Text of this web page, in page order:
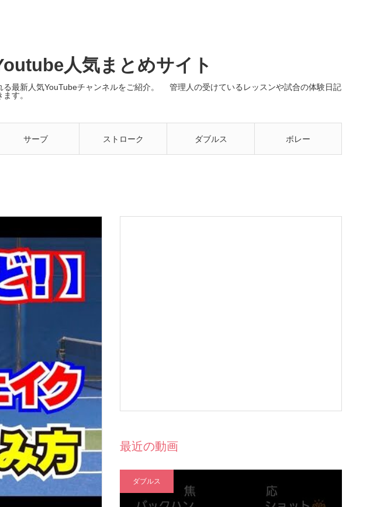
人気まとめサイト
最新人気YouTubeチャンネルをご紹介。 管理人の受けているレッスンや試合の体験日記
す。
サーブ ストローク ダブルス ボレー
最近の動画
ダブルス